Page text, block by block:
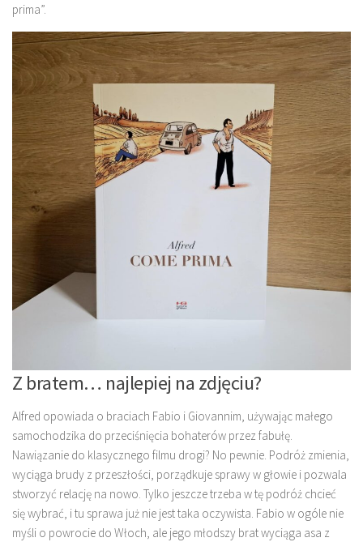
prima”.
Z bratem… najlepiej na zdjęciu?
Alfred opowiada o braciach Fabio i Giovannim, używając małego
samochodzika do przeciśnięcia bohaterów przez fabułę.
Nawiązanie do klasycznego filmu drogi? No pewnie. Podróż zmienia,
wyciąga brudy z przeszłości, porządkuje sprawy w głowie i pozwala
stworzyć relację na nowo. Tylko jeszcze trzeba w tę podróż chcieć
się wybrać, i tu sprawa już nie jest taka oczywista. Fabio w ogóle nie
myśli o powrocie do Włoch, ale jego młodszy brat wyciąga asa z